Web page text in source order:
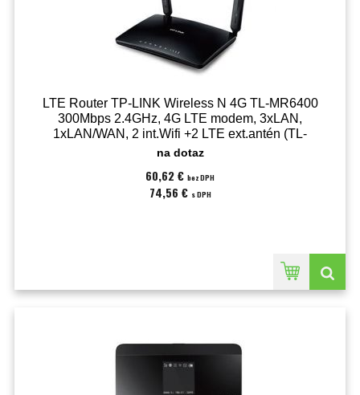
LTE Router TP-LINK Wireless N 4G TL-MR6400
300Mbps 2.4GHz, 4G LTE modem, 3xLAN,
1xLAN/WAN, 2 int.Wifi +2 LTE ext.antén (TL-
MR6400)
na dotaz
60,62 € bez DPH
74,56 € s DPH